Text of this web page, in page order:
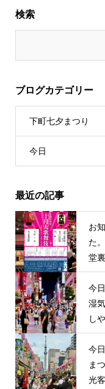
検索
ブログカテゴリー
下町七夕まつり
今日
最近の記事
お
た
堂
今
湿
し
今
ま
光